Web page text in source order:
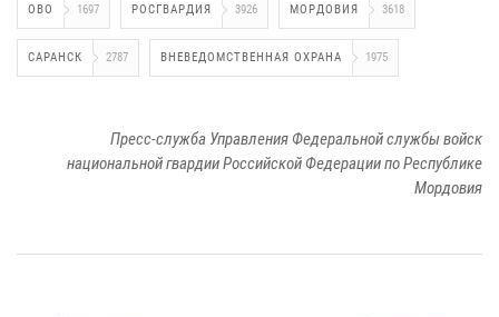
ОВО 1697 РОСГВАРДИЯ 3926 МОРДОВИЯ 3618
САРАНСК 2787 ВНЕВЕДОМСТВЕННАЯ ОХРАНА 1975
Пресс-служба Управления Федеральной службы войск
национальной гвардии Российской Федерации по Республике
Мордовия